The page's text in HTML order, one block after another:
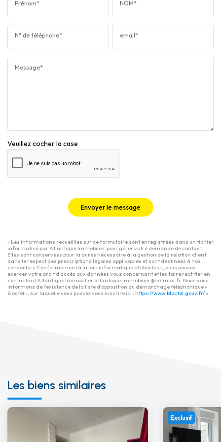
Prénom* NOM*
N° de téléphone* email*
Message*
Veuillez cocher la case
Envoyer le message
« Les informations recueillies sur ce formulaire sont enregistrées dans un fichier
informatisé par Atlantique Immobilier pour gérer votre demande de contact.
Elles sont conservées pour la durée nécessaire à la gestion de la relation client
dans le respect des prescriptions légales applicables et sont destinées à nos
conseillers Conformément à la loi « informatique et libertés », vous pouvez
exercer votre droit d'accès aux données vous concernant et les faire rectifier en
contactant Atlantique Immobilier atlantique.immobilier@hotmail.fr. Nous vous
informons de l'existence de la liste d'opposition au démarchage téléphonique «
Bloctel », sur laquelle vous pouvez vous inscrire ici : https://www.bloctel.gouv.fr/»
Les biens similaires
Exclusif